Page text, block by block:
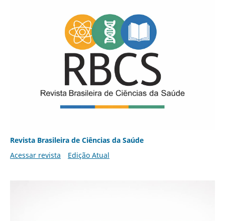
Revista Brasileira de Ciências da Saúde
Acessar revista
Edição Atual